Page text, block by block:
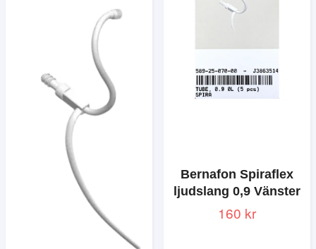
Bernafon Spiraflex
ljudslang 0,9 Vänster
160 kr